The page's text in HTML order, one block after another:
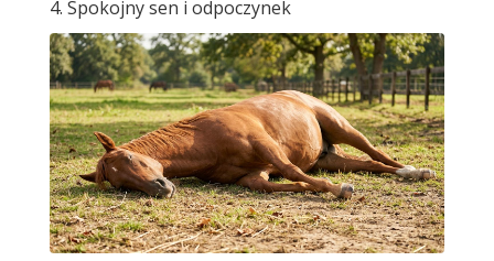
4. Spokojny sen i odpoczynek